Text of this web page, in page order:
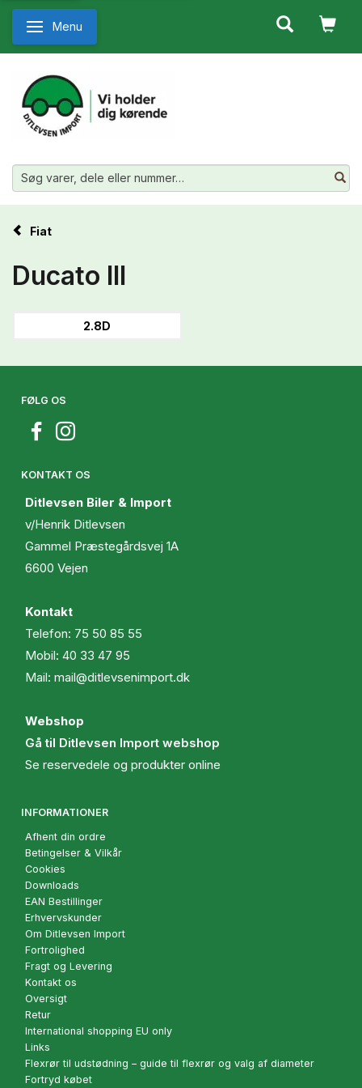
Skifte navigation
Menu
Fiat
Ducato III
2.8D
FØLG OS
KONTAKT OS
Ditlevsen Biler & Import
v/Henrik Ditlevsen
Gammel Præstegårdsvej 1A
6600 Vejen
Kontakt
Telefon: 75 50 85 55
Mobil: 40 33 47 95
Mail: mail@ditlevsenimport.dk
Webshop
Gå til Ditlevsen Import webshop
Se reservedele og produkter online
INFORMATIONER
Afhent din ordre
Betingelser & Vilkår
Cookies
Downloads
EAN Bestillinger
Erhvervskunder
Om Ditlevsen Import
Fortrolighed
Fragt og Levering
Kontakt os
Oversigt
Retur
International shopping EU only
Links
Flexrør til udstødning – guide til flexrør og valg af diameter
Fortryd købet